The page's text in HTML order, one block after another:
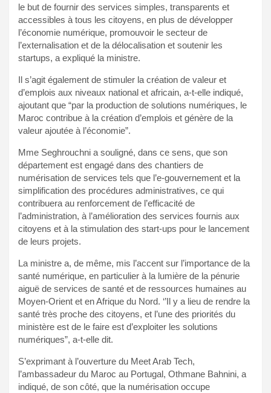
le but de fournir des services simples, transparents et
accessibles à tous les citoyens, en plus de développer
l’économie numérique, promouvoir le secteur de
l’externalisation et de la délocalisation et soutenir les
startups, a expliqué la ministre.
Il s’agit également de stimuler la création de valeur et
d’emplois aux niveaux national et africain, a-t-elle indiqué,
ajoutant que “par la production de solutions numériques, le
Maroc contribue à la création d’emplois et génère de la
valeur ajoutée à l’économie”.
Mme Seghrouchni a souligné, dans ce sens, que son
département est engagé dans des chantiers de
numérisation de services tels que l’e-gouvernement et la
simplification des procédures administratives, ce qui
contribuera au renforcement de l’efficacité de
l’administration, à l’amélioration des services fournis aux
citoyens et à la stimulation des start-ups pour le lancement
de leurs projets.
La ministre a, de même, mis l’accent sur l’importance de la
santé numérique, en particulier à la lumière de la pénurie
aiguë de services de santé et de ressources humaines au
Moyen-Orient et en Afrique du Nord. ‘’Il y a lieu de rendre la
santé très proche des citoyens, et l’une des priorités du
ministère est de le faire est d’exploiter les solutions
numériques”, a-t-elle dit.
S’exprimant à l’ouverture du Meet Arab Tech,
l’ambassadeur du Maroc au Portugal, Othmane Bahnini, a
indiqué, de son côté, que la numérisation occupe